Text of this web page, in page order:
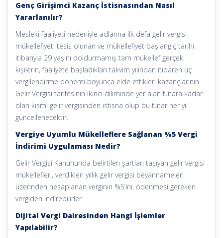
Genç Girişimci Kazanç İstisnasından Nasıl
Yararlanılır?
Mesleki faaliyeti nedeniyle adlarına ilk defa gelir vergisi
mükellefiyeti tesis olunan ve mükellefiyet başlangıç tarihi
itibarıyla 29 yaşını doldurmamış tam mükellef gerçek
kişilerin, faaliyete başladıkları takvim yılından itibaren üç
vergilendirme dönemi boyunca elde ettikleri kazançlarının
Gelir Vergisi tarifesinin ikinci diliminde yer alan tutara kadar
olan kısmı gelir vergisinden istisna olup bu tutar her yıl
güncellenecektir.
Vergiye Uyumlu Mükelleflere Sağlanan %5 Vergi
İndirimi Uygulaması Nedir?
Gelir Vergisi Kanununda belirtilen şartları taşıyan gelir vergisi
mükellefleri, verdikleri yıllık gelir vergisi beyannameleri
üzerinden hesaplanan verginin %5’ini, ödenmesi gereken
vergiden indirebilirler.
Dijital Vergi Dairesinden Hangi İşlemler
Yapılabilir?